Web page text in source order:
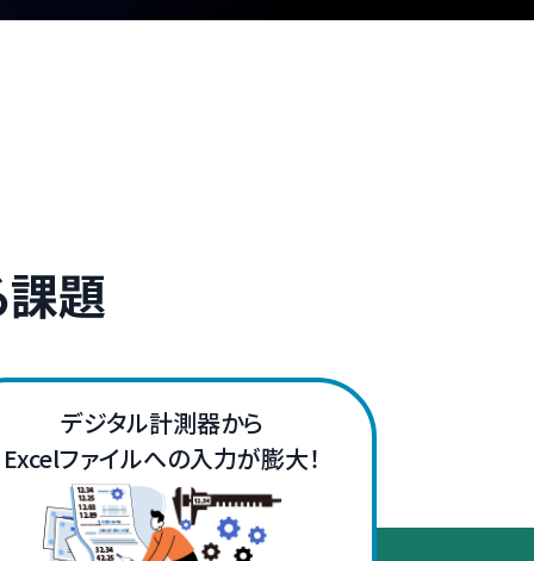
題
デジタル計測器から
Excelファイルへの入力が膨大！